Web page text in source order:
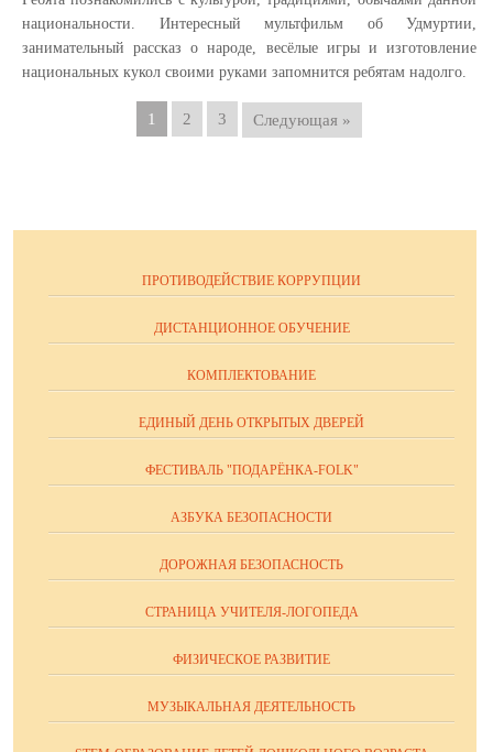
национальности. Интересный мультфильм об Удмуртии,
занимательный рассказ о народе, весёлые игры и изготовление
национальных кукол своими руками запомнится ребятам надолго.
1 2 3 Следующая »
ПРОТИВОДЕЙСТВИЕ КОРРУПЦИИ
ДИСТАНЦИОННОЕ ОБУЧЕНИЕ
КОМПЛЕКТОВАНИЕ
ЕДИНЫЙ ДЕНЬ ОТКРЫТЫХ ДВЕРЕЙ
ФЕСТИВАЛЬ "ПОДАРЁНКА-FOLK"
АЗБУКА БЕЗОПАСНОСТИ
ДОРОЖНАЯ БЕЗОПАСНОСТЬ
СТРАНИЦА УЧИТЕЛЯ-ЛОГОПЕДА
ФИЗИЧЕСКОЕ РАЗВИТИЕ
МУЗЫКАЛЬНАЯ ДЕЯТЕЛЬНОСТЬ